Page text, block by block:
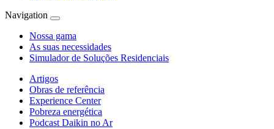
Navigation
Nossa gama
As suas necessidades
Simulador de Soluções Residenciais
Artigos
Obras de referência
Experience Center
Pobreza energética
Podcast Daikin no Ar